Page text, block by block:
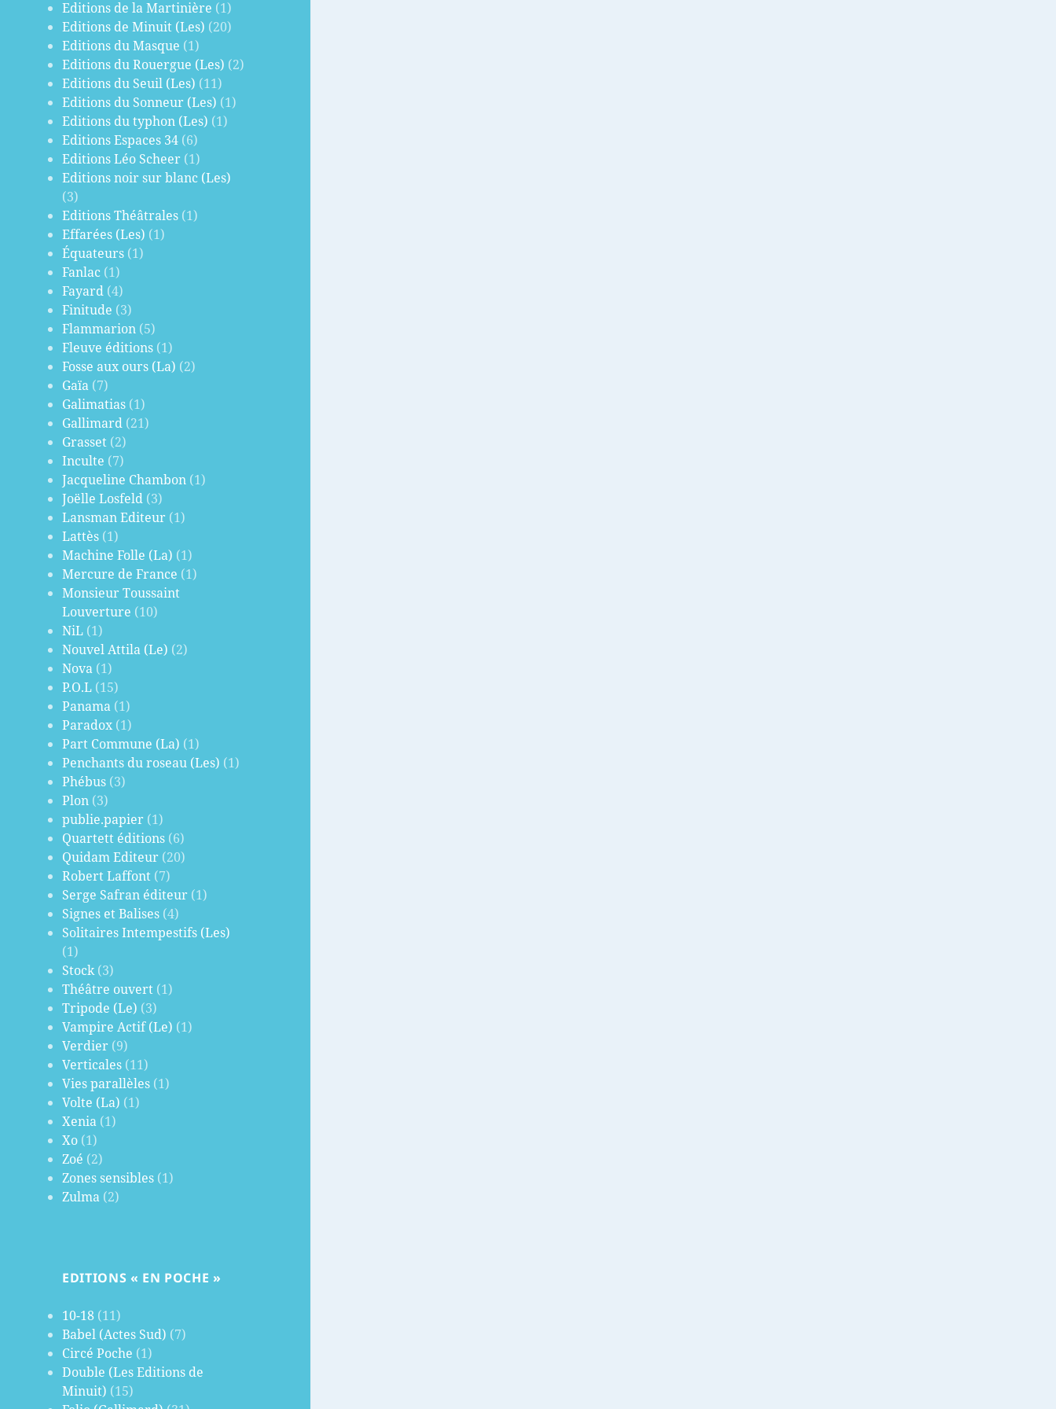
Editions de la Martinière (1)
Editions de Minuit (Les) (20)
Editions du Masque (1)
Editions du Rouergue (Les) (2)
Editions du Seuil (Les) (11)
Editions du Sonneur (Les) (1)
Editions du typhon (Les) (1)
Editions Espaces 34 (6)
Editions Léo Scheer (1)
Editions noir sur blanc (Les)
(3)
Editions Théâtrales (1)
Effarées (Les) (1)
Équateurs (1)
Fanlac (1)
Fayard (4)
Finitude (3)
Flammarion (5)
Fleuve éditions (1)
Fosse aux ours (La) (2)
Gaïa (7)
Galimatias (1)
Gallimard (21)
Grasset (2)
Inculte (7)
Jacqueline Chambon (1)
Joëlle Losfeld (3)
Lansman Editeur (1)
Lattès (1)
Machine Folle (La) (1)
Mercure de France (1)
Monsieur Toussaint
Louverture (10)
NiL (1)
Nouvel Attila (Le) (2)
Nova (1)
P.O.L (15)
Panama (1)
Paradox (1)
Part Commune (La) (1)
Penchants du roseau (Les) (1)
Phébus (3)
Plon (3)
publie.papier (1)
Quartett éditions (6)
Quidam Editeur (20)
Robert Laffont (7)
Serge Safran éditeur (1)
Signes et Balises (4)
Solitaires Intempestifs (Les)
(1)
Stock(3)
Théâtre ouvert (1)
Tripode (Le) (3)
Vampire Actif (Le) (1)
Verdier (9)
Verticales (11)
Vies parallèles (1)
Volte (La) (1)
Xenia (1)
Xo (1)
Zoé (2)
Zones sensibles (1)
Zulma (2)
EDITIONS « EN POCHE »
10-18 (11)
Babel (Actes Sud) (7)
Circé Poche (1)
Double (Les Editions de
Minuit) (15)